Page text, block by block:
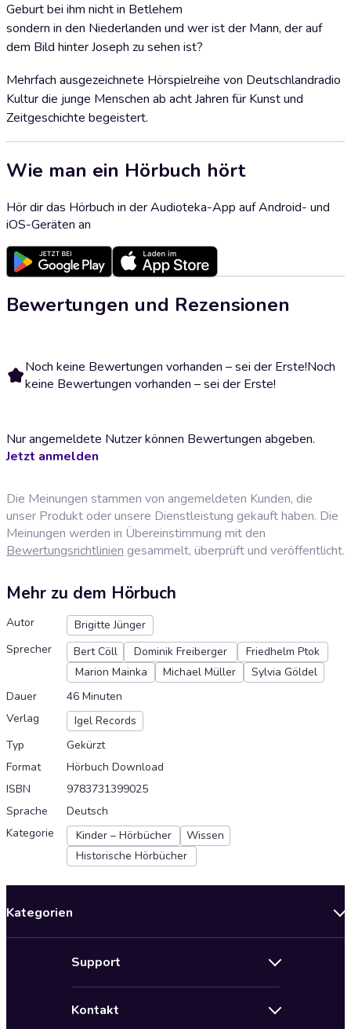
Geburt bei ihm nicht in Betlehem
sondern in den Niederlanden und wer ist der Mann, der auf
dem Bild hinter Joseph zu sehen ist?
Mehrfach ausgezeichnete Hörspielreihe von Deutschlandradio
Kultur die junge Menschen ab acht Jahren für Kunst und
Zeitgeschichte begeistert.
Wie man ein Hörbuch hört
Hör dir das Hörbuch in der Audioteka-App auf Android- und
iOS-Geräten an
Bewertungen und Rezensionen
Noch keine Bewertungen vorhanden – sei der Erste!Noch
keine Bewertungen vorhanden – sei der Erste!
Nur angemeldete Nutzer können Bewertungen abgeben.
Jetzt anmelden
Die Meinungen stammen von angemeldeten Kunden, die
unser Produkt oder unsere Dienstleistung gekauft haben. Die
Meinungen werden in Übereinstimmung mit den
Bewertungsrichtlinien gesammelt, überprüft und veröffentlicht.
Mehr zu dem Hörbuch
Autor
Brigitte Jünger
Sprecher
Bert Cöll Dominik Freiberger
Friedhelm Ptok
Marion Mainka
Michael Müller
Sylvia Göldel
Dauer
46 Minuten
Verlag
Igel Records
Typ
Gekürzt
Format
Hörbuch Download
ISBN
9783731399025
Sprache
Deutsch
Kategorie
Kinder – Hörbücher
Wissen
Historische Hörbücher
Kategorien
Support
Kontakt